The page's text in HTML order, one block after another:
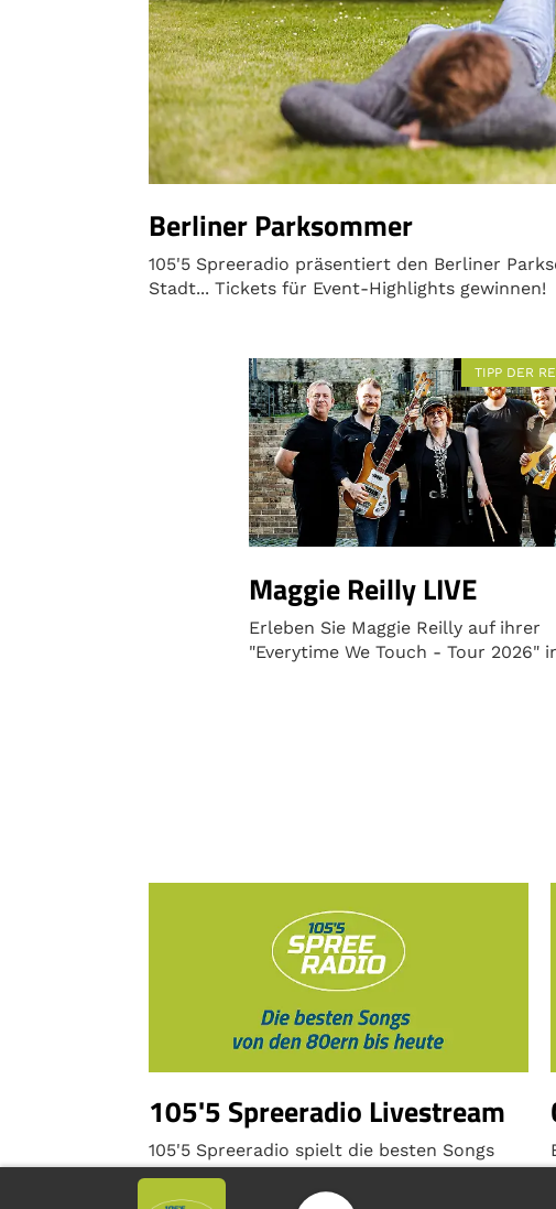
Berliner Parksommer
105'5 Spreeradio präsentiert den Berliner
Stadt... Tickets für Event-Highlights gewinnen!
TIPP DER
Maggie Reilly LIVE
Erleben Sie Maggie Reilly auf ihrer
"Everytime We Touch - Tour 2026"
105'5 Spreeradio Livestream
105'5 Spreeradio spielt die besten Songs
von den 80ern bis heute.